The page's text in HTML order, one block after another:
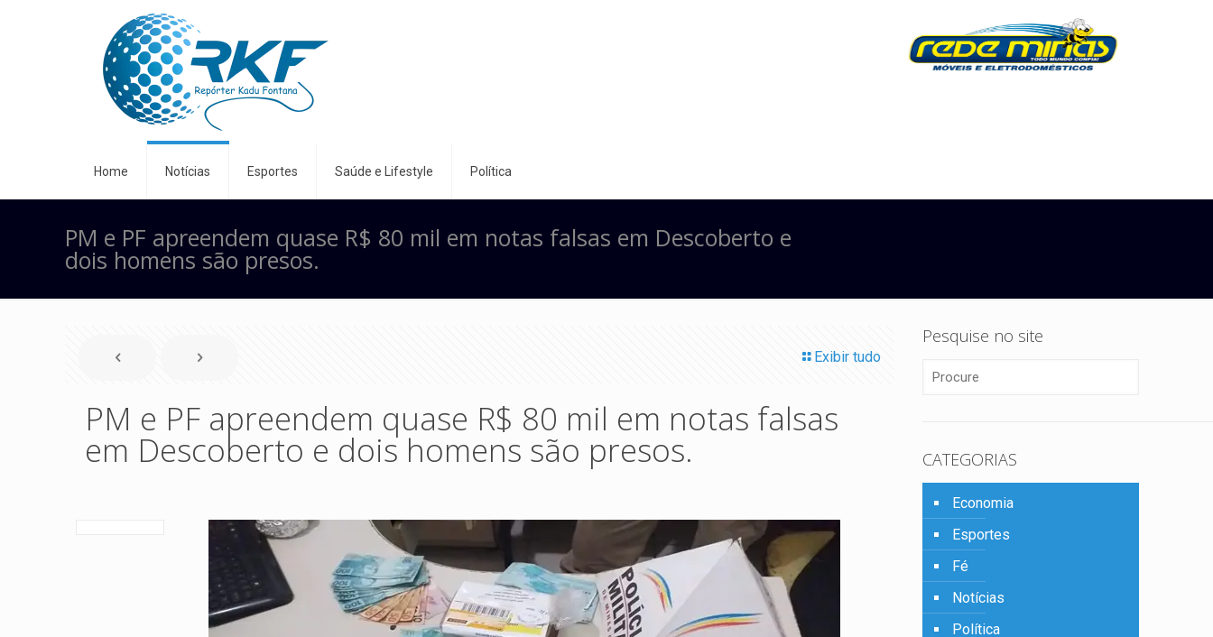
Home Notícias Esportes Saúde e Lifestyle Política
PM e PF apreendem quase R$ 80 mil em notas falsas em Descoberto e
dois homens são presos.
Exibir tudo
PM e PF apreendem quase R$ 80 mil em notas falsas
em Descoberto e dois homens são presos.
Pesquise no site
CATEGORIAS
Economia
Esportes
Fé
Notícias
Política